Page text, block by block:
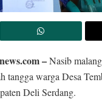
–Nasib
tangga warga Desa
Deli Serdang.